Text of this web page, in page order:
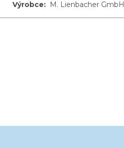
Výrobce: M. Lienbacher GmbH